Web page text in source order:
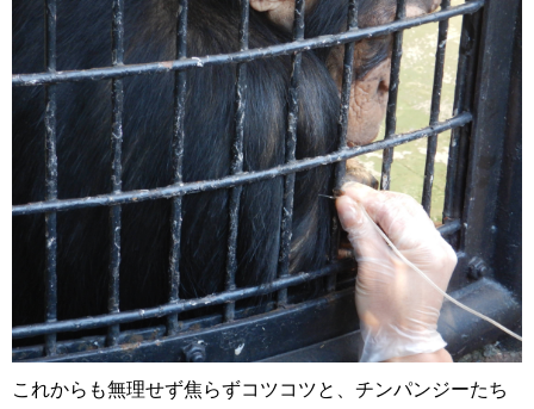
これからも無理せず焦らずコツコツと、チンパンジーたち